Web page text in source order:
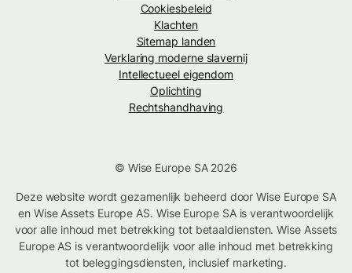
Cookiesbeleid
Klachten
Sitemap landen
Verklaring moderne slavernij
Intellectueel eigendom
Oplichting
Rechtshandhaving
© Wise Europe SA 2026
Deze website wordt gezamenlijk beheerd door Wise Europe SA
en Wise Assets Europe AS. Wise Europe SA is verantwoordelijk
voor alle inhoud met betrekking tot betaaldiensten. Wise Assets
Europe AS is verantwoordelijk voor alle inhoud met betrekking
tot beleggingsdiensten, inclusief marketing.